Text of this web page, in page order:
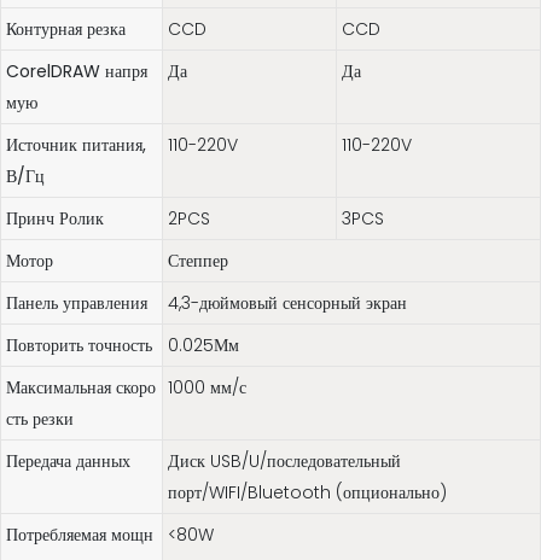
Контурная резка
CCD
CCD
CorelDRAW напря
мую
Да Да
Источник питания,
В/Гц
110-220V 110-220V
Принч Ролик 2PCS
3PCS
Мотор
Степпер
Панель управления
4,3-дюймовый сенсорный экран
Повторить точность
0.025Мм
Максимальная скоро
сть резки
1000 мм/с
Передача данных
Диск USB/U/последовательный
порт/WIFI/Bluetooth (опционально)
Потребляемая мощн
<80W